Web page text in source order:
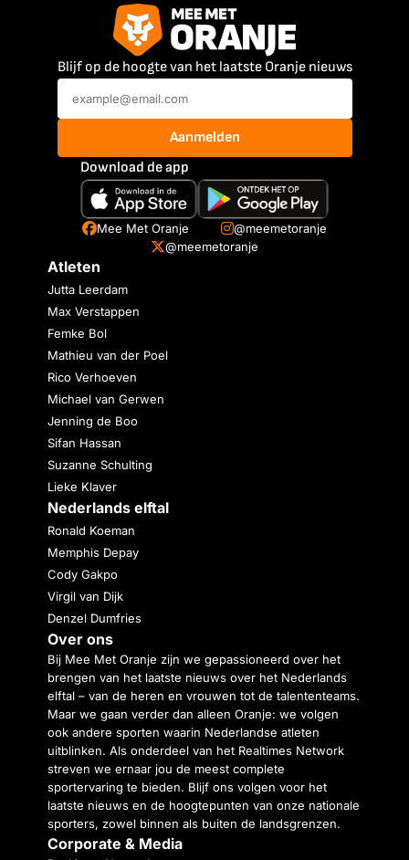
Blijf op de hoogte van het laatste Oranje nieuws
Aanmelden
Download de app
Mee Met Oranje
@meemetoranje
@meemetoranje
Atleten
Jutta Leerdam
Max Verstappen
Femke Bol
Mathieu van der Poel
Rico Verhoeven
Michael van Gerwen
Jenning de Boo
Sifan Hassan
Suzanne Schulting
Lieke Klaver
Nederlands elftal
Ronald Koeman
Memphis Depay
Cody Gakpo
Virgil van Dijk
Denzel Dumfries
Over ons
Bij Mee Met Oranje zijn we gepassioneerd over het
brengen van het laatste nieuws over het Nederlands
elftal – van de heren en vrouwen tot de talententeams.
Maar we gaan verder dan alleen Oranje: we volgen
ook andere sporten waarin Nederlandse atleten
uitblinken. Als onderdeel van het Realtimes Network
streven we ernaar jou de meest complete
sportervaring te bieden. Blijf ons volgen voor het
laatste nieuws en de hoogtepunten van onze nationale
sporters, zowel binnen als buiten de landsgrenzen.
Corporate & Media